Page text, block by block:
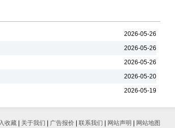
2026-05-26
2026-05-26
2026-05-26
2026-05-20
2026-05-19
收藏 关于我们 广告报价 联系我们 网站声明
网站地图